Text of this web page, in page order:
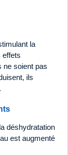
la
effets
ne soient pas
ils
déshydratation
est augmenté